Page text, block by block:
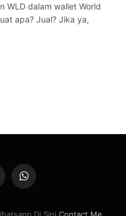
WLD dalam wallet World
apa? Jual? Jika ya,
WhatsApp
Di Sini Contact Me